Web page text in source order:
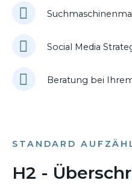
Social Media
Beratung bei
STANDARD
H2 -